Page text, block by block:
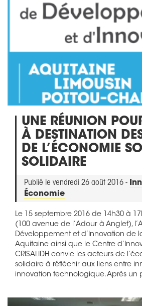
UNE RÉUNION
À DESTINATION
DE L’ÉCONOMIE
SOLIDAIRE
Publié le vendredi 26 août 2016 -
Économie
Le 15 septembre 2016 de 14h30 à
(100 avenue de l’Adour à Anglet),
Développement et d’Innovation de
Aquitaine ainsi que le Centre
CRISALIDH convie les acteurs de
solidaire à réfléchir aux liens entre
innovation technologique. Après un